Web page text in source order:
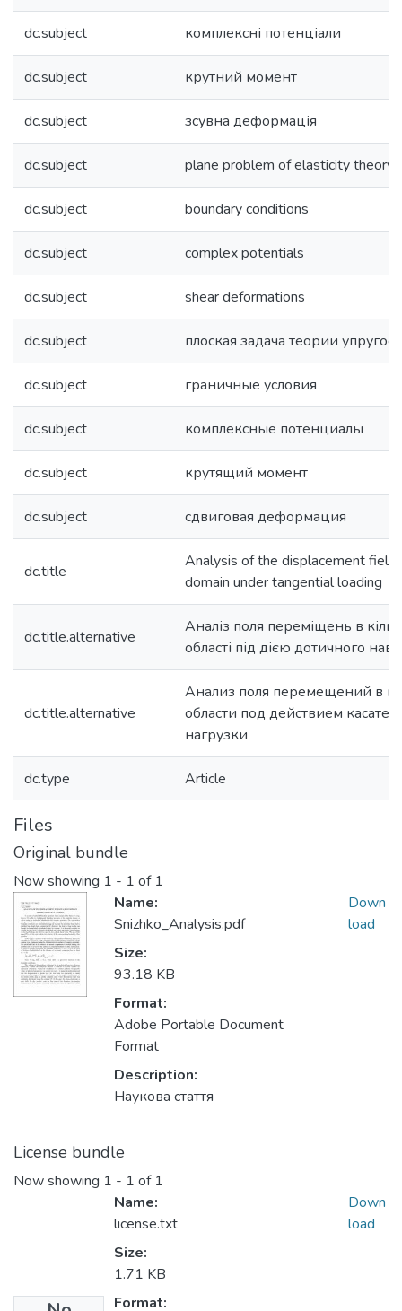
dc.subject комплексні потенціали
dc.subject крутний момент
dc.subject зсувна деформація
dc.subject plane problem of elasticity theory
dc.subject boundary conditions
dc.subject complex potentials
dc.subject shear deformations
dc.subject плоская задача теории
dc.subject граничные условия
dc.subject комплексные потенциалы
dc.subject крутящий момент
dc.subject сдвиговая деформация
dc.title
Analysis of the displacement field
domain under tangential loading
dc.title.alternative
Аналіз поля переміщень в
області під дією дотичного
dc.title.alternative
Анализ поля перемещений в
области под действием
нагрузки
dc.type Article
Files
Original bundle
Now showing 1 - 1 of 1
Name:
Snizhko_Analysis.pdf
Size:
93.18 KB
Format:
Adobe Portable Document
Format
Description:
Наукова стаття
Down
load
License bundle
Now showing 1 - 1 of 1
Name:
license.txt
Size:
1.71 KB
Format:
Down
load